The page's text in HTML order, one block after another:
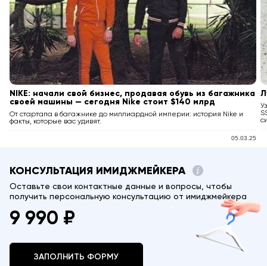
NIKE: начали свой бизнес, продавая обувь из багажника
своей машины — сегодня Nike стоит $140 млрд
От стартапа в багажнике до миллиардной империи: история Nike и
факты, которые вас удивят.
05.03.25
КОНСУЛЬТАЦИЯ ИМИДЖМЕЙКЕРА
Оставьте свои контактные данные и вопросы, чтобы
получить персональную консультацию от имиджмейкера
9 990 ₽
ЗАПОЛНИТЬ ФОРМУ